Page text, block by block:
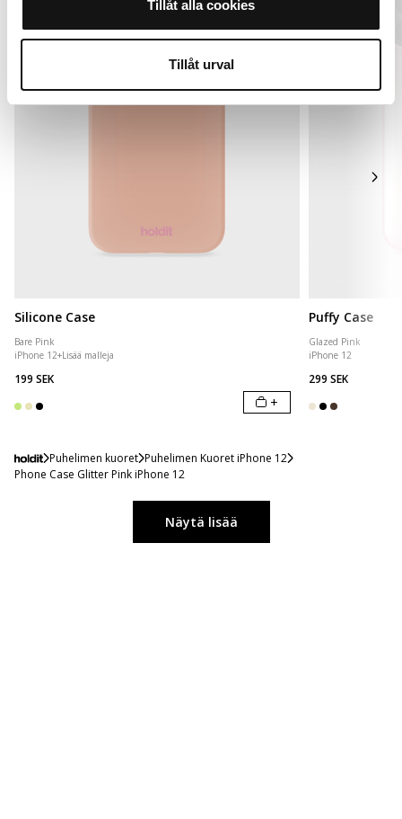
Tillåt alla cookies
Tillåt urval
Silicone Case
Bare Pink
iPhone 12+Lisää malleja
199 SEK
+
Puffy Case
Glazed Pink
iPhone 12
299 SEK
Puhelimen kuoret Puhelimen Kuoret iPhone 12
Phone Case Glitter Pink iPhone 12
Näytä lisää